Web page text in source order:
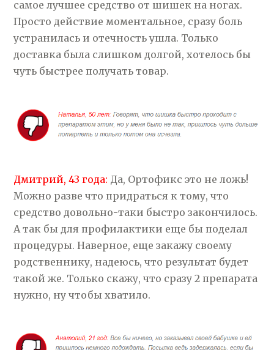
самое лучшее средство от шишек на ногах.
Просто действие моментальное, сразу боль
устранилась и отечность ушла. Только
доставка была слишком долгой, хотелось бы
чуть быстрее получать товар.
Дмитрий, 43 года: Да, Ортофикс это не ложь!
Можно разве что придраться к тому, что
средство довольно-таки быстро закончилось.
А так бы для профилактики еще бы поделал
процедуры. Наверное, еще закажу своему
родственнику, надеюсь, что результат будет
такой же. Только скажу, что сразу 2 препарата
нужно, ну чтобы хватило.